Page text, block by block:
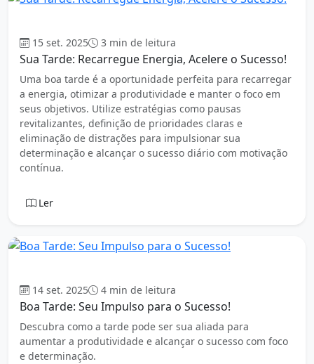
15 set. 2025 3 min de leitura
Sua Tarde: Recarregue Energia, Acelere o Sucesso!
Uma boa tarde é a oportunidade perfeita para recarregar
a energia, otimizar a produtividade e manter o foco em
seus objetivos. Utilize estratégias como pausas
revitalizantes, definição de prioridades claras e
eliminação de distrações para impulsionar sua
determinação e alcançar o sucesso diário com motivação
contínua.
Ler
14 set. 2025 4 min de leitura
Boa Tarde: Seu Impulso para o Sucesso!
Descubra como a tarde pode ser sua aliada para
aumentar a produtividade e alcançar o sucesso com foco
e determinação.